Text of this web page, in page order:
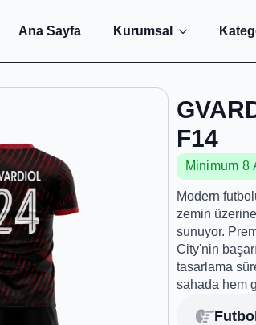
Ana Sayfa Kurumsal
F14
Minimum 8
Modern
zemin
sunuyor.
City'nin
tasarlama
sahada hem